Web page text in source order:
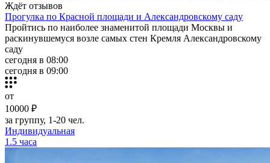
Ждёт отзывов
Прогулка по Красной площади и Александровскому саду
Пройтись по наиболее знаменитой площади Москвы и
раскинувшемуся возле самых стен Кремля Александровскому
саду
сегодня в 08:00
сегодня в 09:00
от
10000 ₽
за группу, 1-20 чел.
Индивидуальная
1.5 часа